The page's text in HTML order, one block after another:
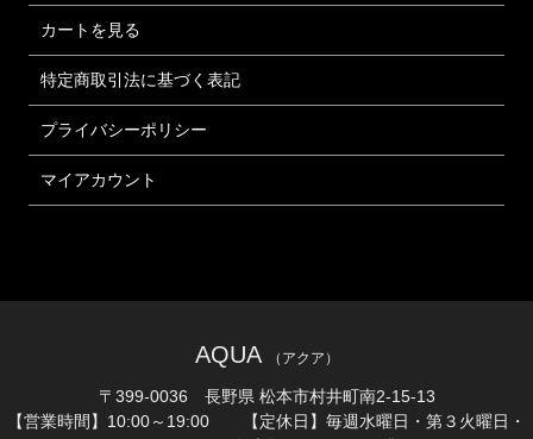
カートを見る
特定商取引法に基づく表記
プライバシーポリシー
マイアカウント
AQUA （アクア）
〒399-0036 長野県 松本市村井町南2-15-13
【営業時間】10:00～19:00 【定休日】毎週水曜日・第３火曜日・